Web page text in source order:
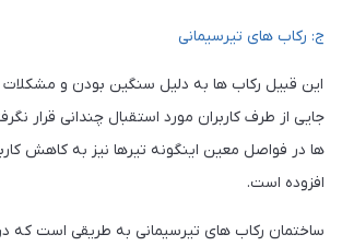
ج: رکاب های تیرسیمانی
این قبیل رکاب ها به دلیل سنگین بودن و
جایی از طرف کاربران مورد استقبال چندانی قرار
ها در فواصل معین اینگونه تیرها نیز به کاهش
افزوده است.
ساختمان رکاب های تیرسیمانی به طریقی است که